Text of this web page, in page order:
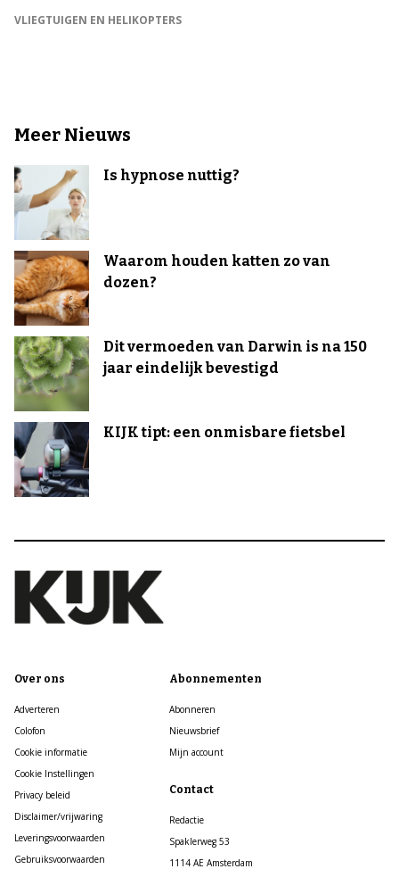
VLIEGTUIGEN EN HELIKOPTERS
Meer Nieuws
Is hypnose nuttig?
Waarom houden katten zo van
dozen?
Dit vermoeden van Darwin is na 150
jaar eindelijk bevestigd
KIJK tipt: een onmisbare fietsbel
Over ons
Adverteren
Colofon
Cookie informatie
Cookie Instellingen
Privacy beleid
Disclaimer/vrijwaring
Leveringsvoorwaarden
Gebruiksvoorwaarden
Abonnementen
Abonneren
Nieuwsbrief
Mijn account
Contact
Redactie
Spaklerweg 53
1114 AE Amsterdam